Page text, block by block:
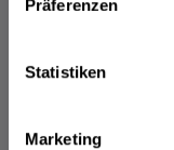
Präferenzen
Statistiken
Marketing